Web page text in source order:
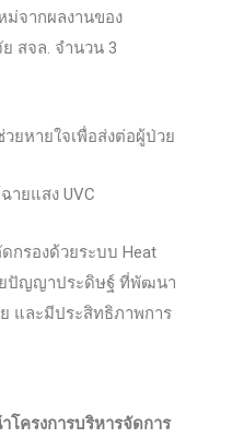
จากผลงานของ
สจล. จำนวน 3
ยหายใจเพื่อส่งต่อผู้ป่วย
ายแสง UVC
กรองด้วยระบบ Heat
ยปัญญาประดิษฐ์ ที่พัฒนา
และมีประสิทธิภาพการ
ครงการบริหารจัดการ